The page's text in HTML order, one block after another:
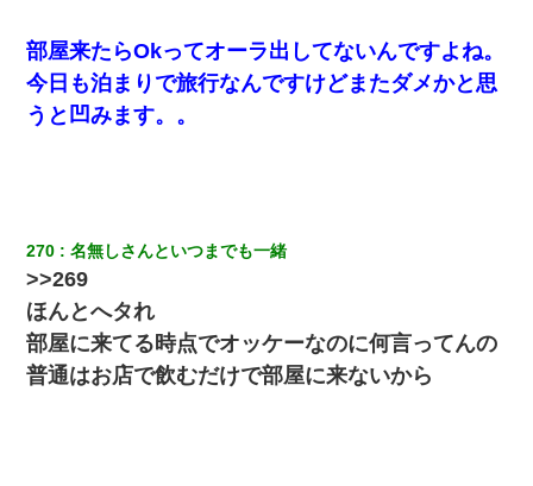
部屋来たらOkってオーラ出してないんですよね。
今日も泊まりで旅行なんですけどまたダメかと思
うと凹みます。。
270 名無しさんといつまでも一緒
>>269
ほんとへタれ
部屋に来てる時点でオッケーなのに何言ってんの
普通はお店で飲むだけで部屋に来ないから